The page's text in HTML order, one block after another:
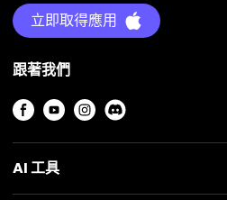
立即取得應用
跟著我們
AI 工具